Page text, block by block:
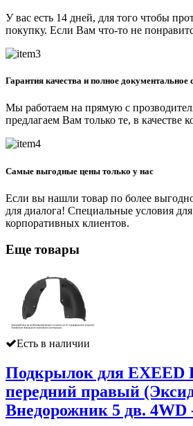
У вас есть 14 дней, для того чтобы
покупку. Если Вам что-то не
Гарантия качества и полное документальное
Мы работаем на прямую с
предлагаем Вам только те, в качестве
Самые выгодные цены только у нас
Если вы нашли товар по более
для диалога! Специальные условия
корпоративных клиентов.
Еще товары
Есть в наличии
Подкрылок для EXEED
передний правый
Внедорожник 5 дв.